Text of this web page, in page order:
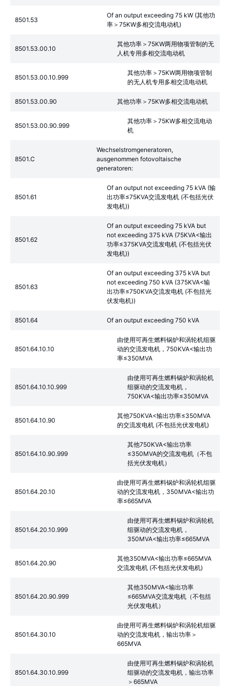
8501.53
Of an output exceeding 75 kW (其他功
率＞75KW多相交流电动机)
8501.53.00.10
其他功率＞75KW两用物项管制的无
人机专用多相交流电动机
8501.53.00.10.999
其他功率＞75KW两用物项管制
的无人机专用多相交流电动机
8501.53.00.90 其他功率＞75KW多相交流电动机
8501.53.00.90.999
其他功率＞75KW多相交流电动
机
8501.C
Wechselstromgeneratoren,
ausgenommen fotovoltaische
generatoren:
8501.61
Of an output not exceeding 75 kVA (输
出功率≤75KVA交流发电机 (不包括光伏
发电机))
8501.62
Of an output exceeding 75 kVA but
not exceeding 375 kVA (75KVA<输出
功率≤375KVA交流发电机 (不包括光伏
发电机))
8501.63
Of an output exceeding 375 kVA but
not exceeding 750 kVA (375KVA<输
出功率≤750KVA交流发电机 (不包括光
伏发电机))
8501.64 Of an output exceeding 750 kVA
8501.64.10.10
由使用可再生燃料锅炉和涡轮机组驱
动的交流发电机，750KVA<输出功
率≤350MVA
8501.64.10.10.999
由使用可再生燃料锅炉和涡轮机
组驱动的交流发电机，
750KVA<输出功率≤350MVA
8501.64.10.90
其他750KVA<输出功率≤350MVA
的交流发电机 (不包括光伏发电机)
8501.64.10.90.999
其他750KVA<输出功率
≤350MVA的交流发电机（不包
括光伏发电机）
8501.64.20.10
由使用可再生燃料锅炉和涡轮机组驱
动的交流发电机，350MVA<输出功
率≤665MVA
8501.64.20.10.999
由使用可再生燃料锅炉和涡轮机
组驱动的交流发电机，
350MVA<输出功率≤665MVA
8501.64.20.90
其他350MVA<输出功率≤665MVA
交流发电机 (不包括光伏发电机)
8501.64.20.90.999
其他350MVA<输出功率
≤665MVA交流发电机（不包括
光伏发电机）
8501.64.30.10
由使用可再生燃料锅炉和涡轮机组驱
动的交流发电机，输出功率＞
665MVA
8501.64.30.10.999
由使用可再生燃料锅炉和涡轮机
组驱动的交流发电机，输出功率
＞665MVA